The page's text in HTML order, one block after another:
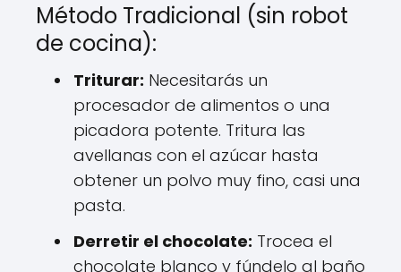
Método Tradicional (sin robot
de cocina):
Triturar: Necesitarás un
procesador de alimentos o una
picadora potente. Tritura las
avellanas con el azúcar hasta
obtener un polvo muy fino, casi una
pasta.
Derretir el chocolate: Trocea el
chocolate blanco y fúndelo al baño